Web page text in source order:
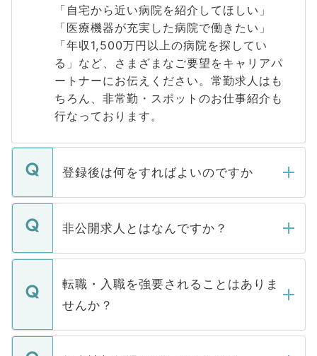
「自宅から近い病院を紹介してほしい」
「医療機器が充実した病院で働きたい」
「年収1,500万円以上の病院を探してい
る」など、さまざまなご要望をキャリアパ
ートナーにお伝えください。常勤求人はも
ちろん、非常勤・スポットのお仕事紹介も
行なっております。
登録後は何をすればよいのですか
ご登録いただきましたら、弊社担当者がご
登録内容を確認し、その後メールもしくは
ます。通常、5営業日以内にはご連絡をせて
いただきますので、しばらくお待ちくださ
い。
非公開求人とはなんですか？
マイナビDOCTORで取り扱っている求人の
うち約3割は、Webサイトからご覧いただ
けない「非公開求人」です。非公開求人は
下記の理由によって、一般には公開してい
ません。
転職・入職を強要されることはありま
せんか？
転職・入職を強要することは一切ありませ